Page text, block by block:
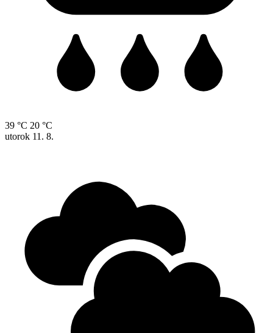
39 °C 20 °C
utorok 11. 8.